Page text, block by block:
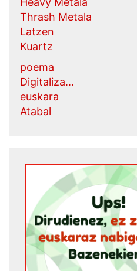
Thrash Metala
Latzen
Kuartz
poema
Digitaliza...
euskara
Atabal